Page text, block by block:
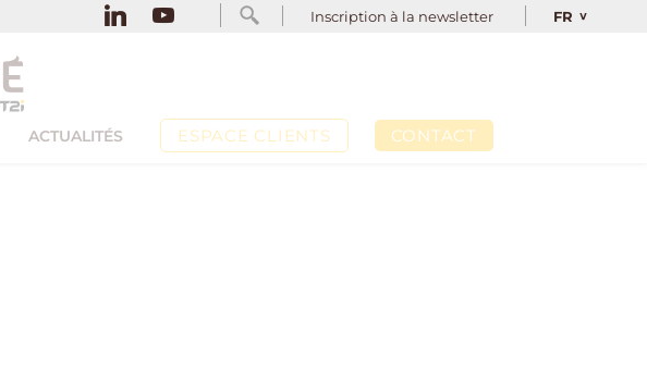
ACTUALITÉS ESPACE CLIENTS CONTACT
INSCRIPTION À LA NEWSLETTER
Inscription à la newsletter FR